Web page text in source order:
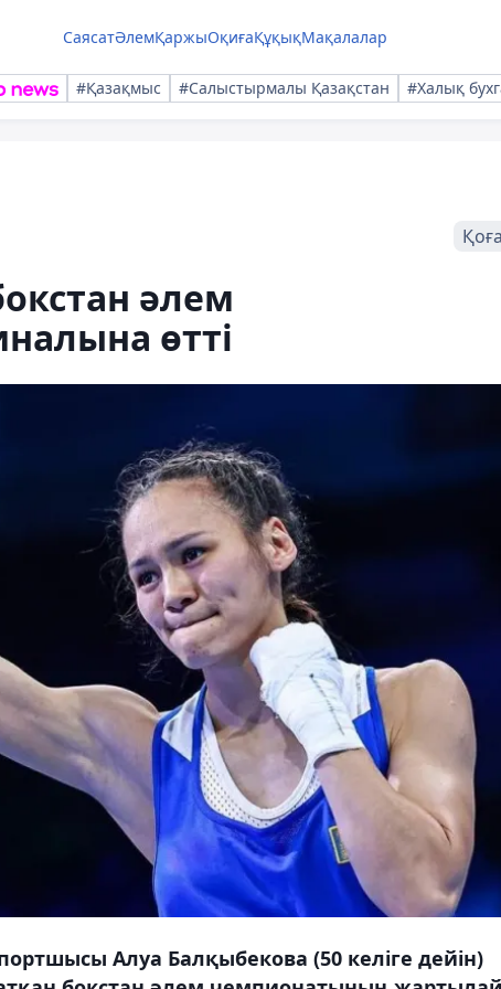
СаясатӘлемҚаржыОқиғаҚұқықМақалалар
#Қазақмыс #Салыстырмалы Қазақстан #Халық
әлем
өтті
Алуа Балқыбекова (50 келіге дейін)